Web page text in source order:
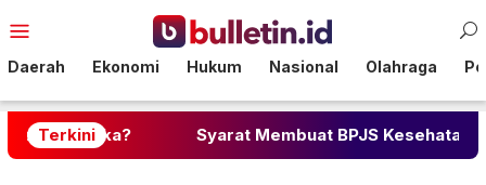
ke
Mobile
Daerah Ekonomi Hukum Nasional Olahraga
TerkiniSyarat Membuat BPJS Kesehatan: Lengkap